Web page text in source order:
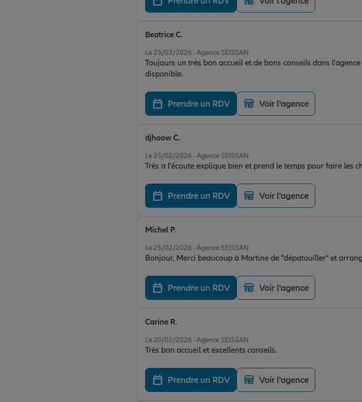
Le 25/02/2026 - Agence SEISSAN
Toujours un très bon accueil et de bons conseils dans
disponible.
Beatrice C.
Prendre un RDV Voir l'agence
Le 25/02/2026 - Agence SEISSAN
Très a l'écoute explique bien et prend le temps pour faire les
djhoow C.
Prendre un RDV Voir l'agence
Le 25/02/2026 - Agence SEISSAN
Michel P.
Prendre un RDV Voir l'agence
Le 20/02/2026 - Agence SEISSAN
Très bon accueil et excellents conseils.
Carine R.
Prendre un RDV Voir l'agence